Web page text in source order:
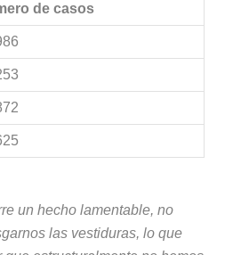
de casos
un hecho lamentable, no
las vestiduras, lo que